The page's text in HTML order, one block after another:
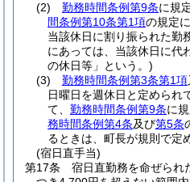
(2)
勤務時間条例第9条に規
間条例第10条第1項の規定
当該休日に割り振られた勤
にあっては、当該休日に代
の休日等」という。)
(3)
勤務時間条例第3条第1項
日曜日を週休日と定められ
て、 勤務時間条例第9条に
務時間条例第4条及び第5条
るときは、町長が規則で定
(宿日直手当)
第17条
宿日直勤務を命ぜられ